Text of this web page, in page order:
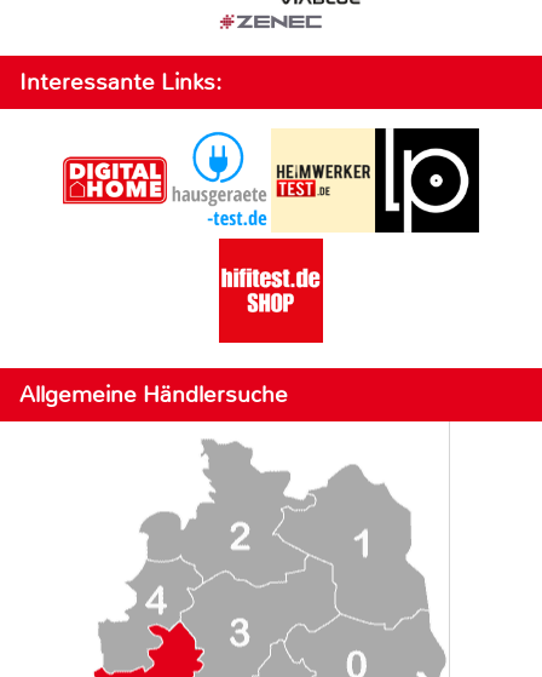
Interessante Links:
Allgemeine Händlersuche